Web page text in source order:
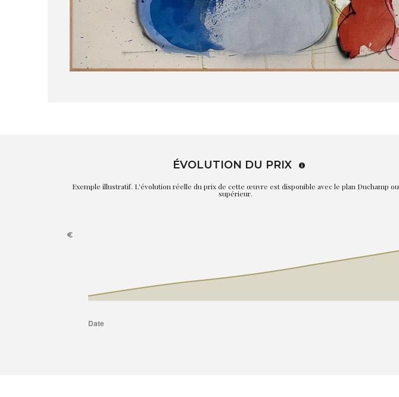
ÉVOLUTION DU PRIX
Exemple illustratif. L'évolution réelle du prix de cette œuvre est disponible avec le plan Duchamp ou
supérieur.